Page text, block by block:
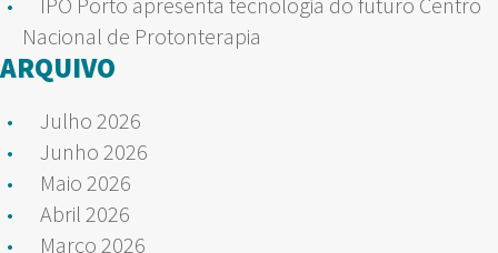
Nacional de Protonterapia
ARQUIVO
Julho 2026
Junho 2026
Maio 2026
Abril 2026
Março 2026